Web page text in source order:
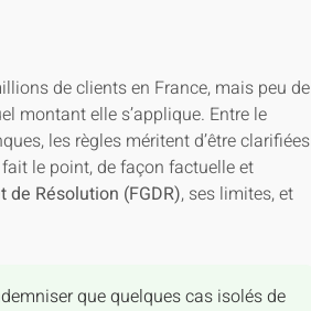
de clients en France, mais peu de
montant elle s’applique. Entre le
les règles méritent d’être clarifiées
le point, de façon factuelle et
de Résolution (FGDR), ses limites, et
que quelques cas isolés de